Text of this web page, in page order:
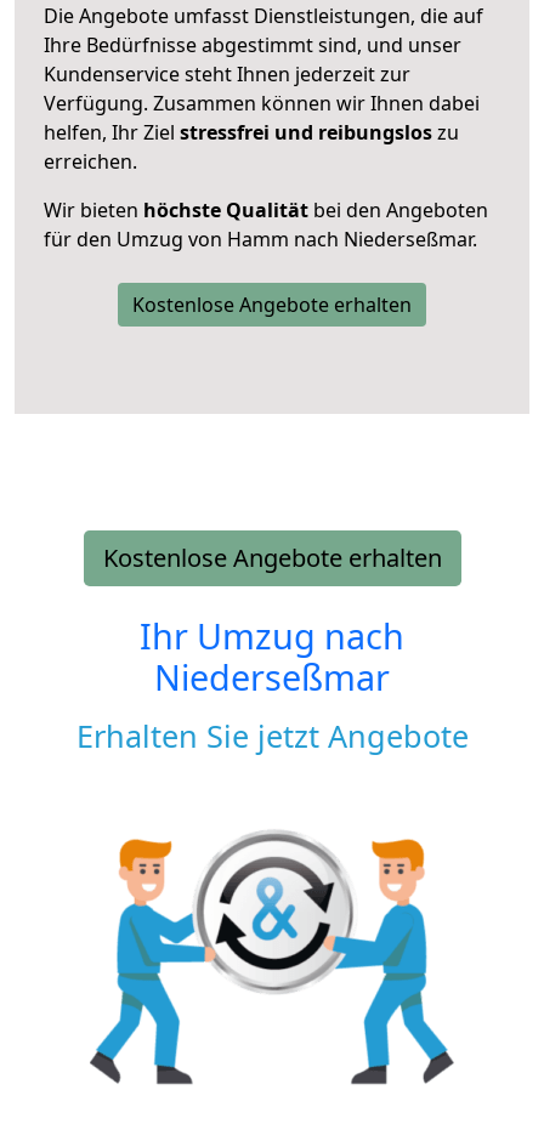
Die Angebote umfasst Dienstleistungen, die auf
Ihre Bedürfnisse abgestimmt sind, und unser
Kundenservice steht Ihnen jederzeit zur
Verfügung. Zusammen können wir Ihnen dabei
helfen, Ihr Ziel stressfrei und reibungsloszu
erreichen.
Wir bieten höchste Qualität bei den Angeboten
für den Umzug von Hamm nach Niederseßmar.
Kostenlose Angebote erhalten
Kostenlose Angebote erhalten
Ihr Umzug nach
Niederseßmar
Erhalten Sie jetzt Angebote